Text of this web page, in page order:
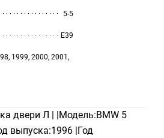
5-5
E39
1999, 2000, 2001,
двери Л | |Модель:BMW 5
выпуска:1996 |Год